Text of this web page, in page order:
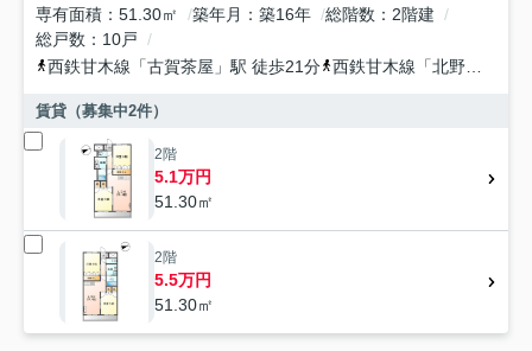
専有面積
51.30㎡ 築年月 築16年 総階数
2階建
総戸数
10戸
西鉄甘木線 「古賀茶屋 」駅 徒歩21分 西鉄甘木線 「北野
賃貸（募集中2件）
2階
5.1万円
51.30㎡
2階
5.5万円
51.30㎡